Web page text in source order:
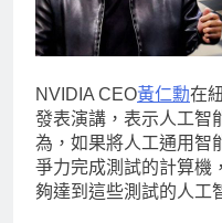
NVIDIA CEO黃仁勳在
發表演講，表示人工智
為，如果將人工通用智
爭力完成測試的計算機
夠達到這些測試的人工